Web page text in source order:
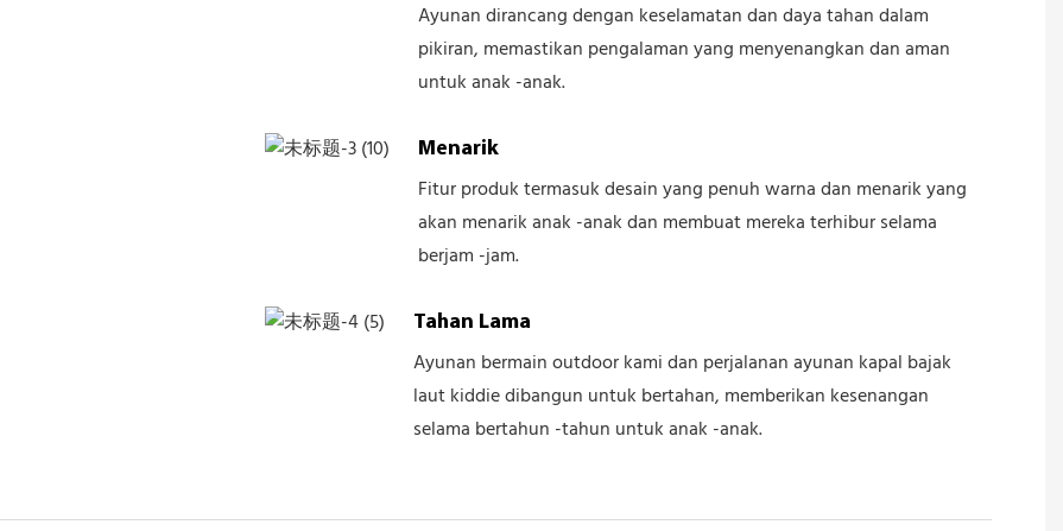
Ayunan dirancang dengan keselamatan dan daya tahan dalam
pikiran, memastikan pengalaman yang menyenangkan dan aman
untuk anak -anak.
Menarik
Fitur produk termasuk desain yang penuh warna dan menarik yang
akan menarik anak -anak dan membuat mereka terhibur selama
berjam -jam.
Tahan Lama
Ayunan bermain outdoor kami dan perjalanan ayunan kapal bajak
laut kiddie dibangun untuk bertahan, memberikan kesenangan
selama bertahun -tahun untuk anak -anak.